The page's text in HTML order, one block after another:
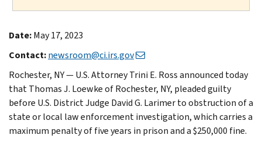
Date:May 17, 2023
Contact:newsroom@ci.irs.gov
Rochester, NY — U.S. Attorney Trini E. Ross announced today
that Thomas J. Loewke of Rochester, NY, pleaded guilty
before U.S. District Judge David G. Larimer to obstruction of a
state or local law enforcement investigation, which carries a
maximum penalty of five years in prison and a $250,000 fine.